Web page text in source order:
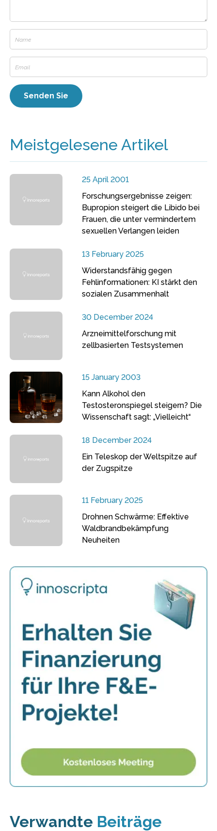
Meistgelesene Artikel
25 April 2001
Forschungsergebnisse zeigen:
Bupropion steigert die Libido bei
Frauen, die unter vermindertem
sexuellen Verlangen leiden
13 February 2025
Widerstandsfähig gegen
Fehlinformationen: KI stärkt den
sozialen Zusammenhalt
30 December 2024
Arzneimittelforschung mit
zellbasierten Testsystemen
15 January 2003
Kann Alkohol den
Testosteronspiegel steigern? Die
Wissenschaft sagt: „Vielleicht“
18 December 2024
Ein Teleskop der Weltspitze auf
der Zugspitze
11 February 2025
Drohnen Schwärme: Effektive
Waldbrandbekämpfung
Neuheiten
Verwandte Beiträge